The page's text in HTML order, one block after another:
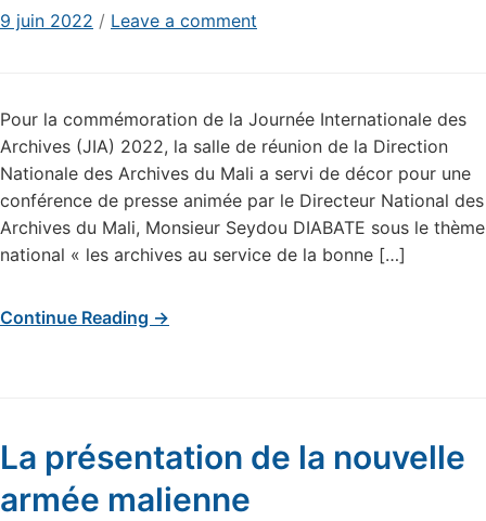
9 juin 2022 / Leave a comment
Pour la commémoration de la Journée Internationale des
Archives (JIA) 2022, la salle de réunion de la Direction
Nationale des Archives du Mali a servi de décor pour une
conférence de presse animée par le Directeur National des
Archives du Mali, Monsieur Seydou DIABATE sous le thème
national « les archives au service de la bonne […]
Continue Reading →
La présentation de la nouvelle
armée malienne